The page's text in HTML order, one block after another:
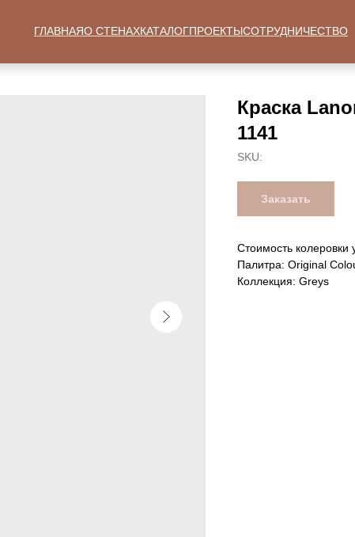
Краска
1141
SKU:
Заказать
Стоимость колеровки
Палитра: Original
Коллекция: Greys
ГЛАВНАЯО СТЕНАХКАТАЛОГПРОЕКТЫСОТРУДНИЧЕСТВО